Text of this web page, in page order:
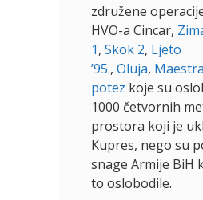
združene
HVO-a Cincar,
1, Skok 2, Ljeto
’95., Oluja,
potez koje su
1000 četvornih
prostora koji je
Kupres, nego su
snage Armije BiH
to oslobodile.